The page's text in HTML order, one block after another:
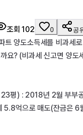
조회102 0 공
트 양도소득세를 비과세
요? (비과세 신고면 양도
평) : 2018년 2월 부부
억으로 매도(잔금은 6